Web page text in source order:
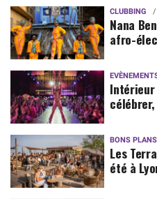
CLUBBING
Nana
afro-
Intérieur
BONS PLANS
Les
été à